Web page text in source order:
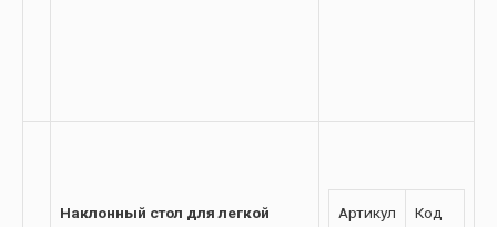
Наклонный стол для легкой
Артикул Код